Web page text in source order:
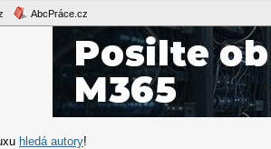
AbcPráce.cz
hledá autory!